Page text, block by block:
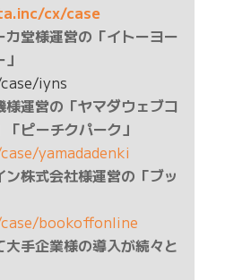
cx/case
カ堂様運営の「イトーヨー
iyns
様運営の「ヤマダウェブコ
ピーチクパーク」
yamadadenki
ン株式会社様運営の「ブッ
bookoffonline
手企業様の導入が続々と